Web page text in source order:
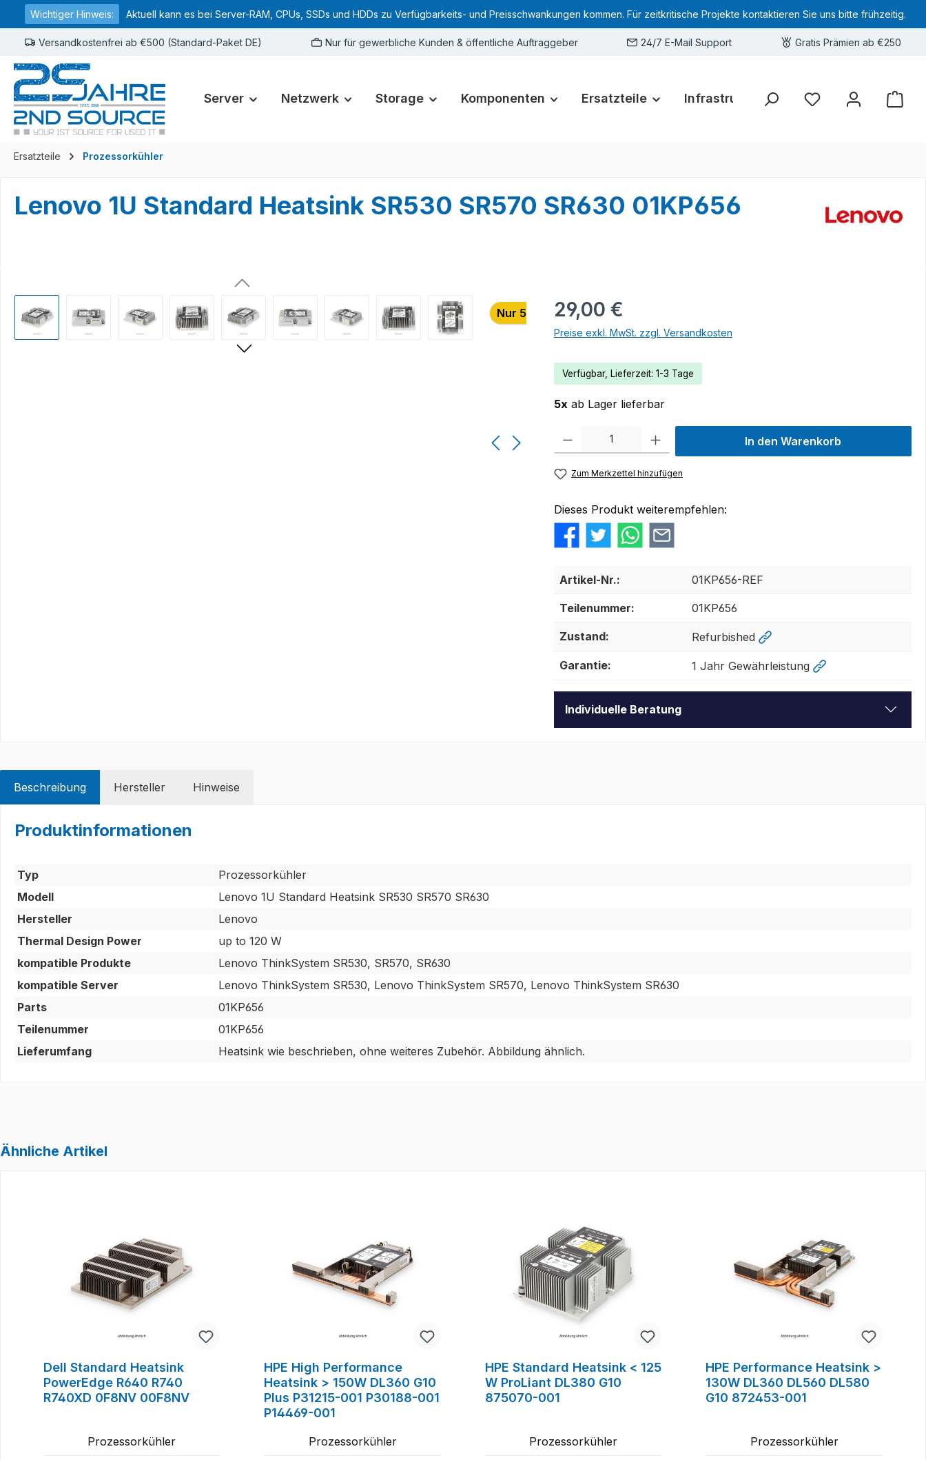
Zur Hauptnavigation springen
Wichtiger Hinweis: Aktuell kann es bei Server-RAM, CPUs, SSDs und HDDs zu Verfügbarkeits- und Preisschwankungen kommen. Für zeitkritische Projekte kontaktieren Sie uns bitte frühzeitig.
Versandkostenfrei ab €500 (Standard-Paket DE) Nur für gewerbliche Kunden & öffentliche Auftraggeber 24/7 E-Mail Support Gratis Prämien ab €250
Server Netzwerk Storage Komponenten Ersatzteile Infrastruktur Hardware-Deals
Sie haben 0 Produkte
Ersatzteile Prozessorkühler
Lenovo 1U Standard Heatsink SR530 SR570 SR630 01KP656
Nur 5 auf Lager!29,00 €
Preise exkl. MwSt. zzgl. Versandkosten
Verfügbar, Lieferzeit: 1-3 Tage
5x ab Lager lieferbar
Produkt Anzahl: Gib den gewünschten Wert ein oder benutze die Schaltflächen um die
In den Warenkorb
Zum Merkzettel hinzufügen
Dieses Produkt weiterempfehlen:
Artikel-Nr.: 01KP656-REF
Teilenummer: 01KP656
Zustand: Refurbished
Garantie: 1 Jahr Gewährleistung
Individuelle Beratung
Beschreibung Hersteller Hinweise
Produktinformationen
Typ
Prozessorkühler
Modell
Lenovo 1U Standard Heatsink SR530 SR570 SR630
Hersteller
Lenovo
Thermal Design Power
up to 120 W
kompatible Produkte
Lenovo ThinkSystem SR530, SR570, SR630
kompatible Server
Lenovo ThinkSystem SR530, Lenovo ThinkSystem SR570, Lenovo ThinkSystem SR630
Parts
01KP656
Teilenummer
01KP656
Lieferumfang
Heatsink wie beschrieben, ohne weiteres Zubehör. Abbildung ähnlich.
Ähnliche Artikel
Dell Standard Heatsink
PowerEdge R640 R740
R740XD 0F8NV 00F8NV
Prozessorkühler
HPE High Performance
Heatsink > 150W DL360 G10
Plus P31215-001 P30188-001
P14469-001
Prozessorkühler
HPE Standard Heatsink < 125
W ProLiant DL380 G10
875070-001
Prozessorkühler
HPE Performance Heatsink >
130W DL360 DL560 DL580
G10 872453-001
Prozessorkühler